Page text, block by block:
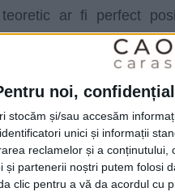
noi,
stocăm și/sau accesăm
unici și informații
reclamelor și a conținutului,
și partenerii noștri putem folosi
clic pentru a vă da acordul cu
ar fi perfect
cazuri de mutații
varii motive și în
Naţional LiberalCaraş-
preşedintele CJ,Sorin
cu şefii